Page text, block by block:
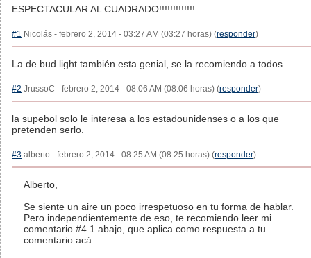
ESPECTACULAR AL CUADRADO!!!!!!!!!!!!!
#1 Nicolás - febrero 2, 2014 - 03:27 AM (03:27 horas) (responder)
La de bud light también esta genial, se la recomiendo a todos
#2 JrussoC - febrero 2, 2014 - 08:06 AM (08:06 horas) (responder)
la supebol solo le interesa a los estadounidenses o a los que
pretenden serlo.
#3 alberto - febrero 2, 2014 - 08:25 AM (08:25 horas) (responder)
Alberto,
Se siente un aire un poco irrespetuoso en tu forma de hablar.
Pero independientemente de eso, te recomiendo leer mi
comentario #4.1 abajo, que aplica como respuesta a tu
comentario acá...